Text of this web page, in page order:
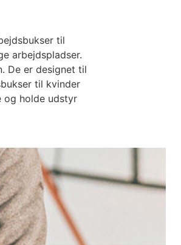
til
arbejdspladser.
De er designet til
til kvinder
og holde udstyr